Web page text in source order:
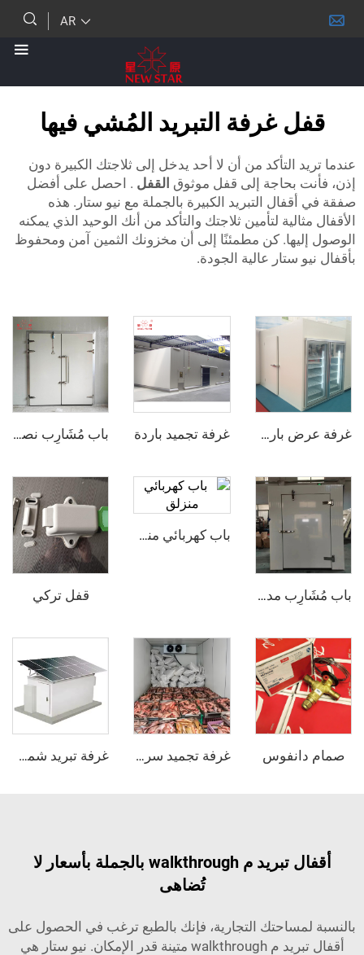
غرفة التبريد المُشي فيها
التأكد من أن لا أحد يدخل إلى ثلاجتك الكبيرة دون
بحاجة إلى قفل موثوقالقفل. احصل على أفضل
التبريد الكبيرة بالجملة مع نيو ستار. هذه
لتأمين ثلاجتك والتأكد من أنك الوحيد الذي يمكنه
كن مطمئنًا إلى أن مخزونك الثمين آمن ومحفوظ
ستار عالية الجودة.
غرفة عرض باردة مع باب زجاجي غرفة تجميد باردة باب مُشَارِب نصف مدفون
باب مُشَارِب مدفون بالكامل
باب كهربائي منزلق
غرفة تجميد سريع غرفة تبريد شمسية
أقفال تبريد م walkthrough بالجملة بأسعار لا
التجارية، فإنك بالطبع ترغب في الحصول على
أقفال تبريد م walkthrough متينة قدر الإمكان. نيو ستار هي